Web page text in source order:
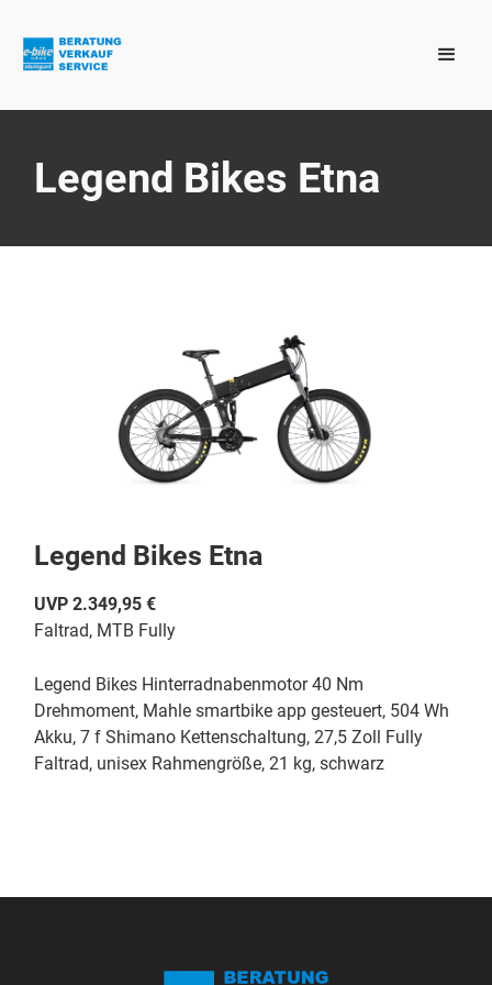
Legend Bikes Etna
Legend Bikes Etna
UVP 2.349,95 €
Faltrad, MTB Fully
Legend Bikes Hinterradnabenmotor 40 Nm
Drehmoment, Mahle smartbike app gesteuert, 504 Wh
Akku, 7 f Shimano Kettenschaltung, 27,5 Zoll Fully
Faltrad, unisex Rahmengröße, 21 kg, schwarz